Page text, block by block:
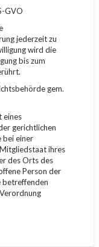
GVO
jederzeit zu
wird die
bis zum
gem.
eines
gerichtlichen
bei einer
ihres
des Orts des
Person der
betreffenden